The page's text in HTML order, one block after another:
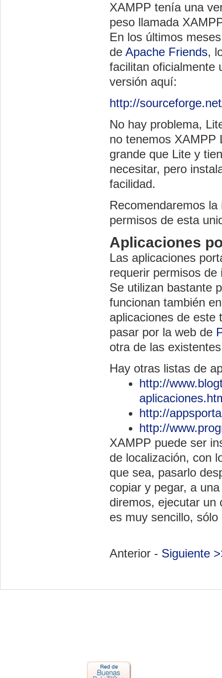
XAMPP tenía una
peso llamada
En los últimos
de Apache Friends,
facilitan oficialmente
versión aquí:
http://
No hay problema,
no tenemos XAMPP
grande que Lite y
necesitar, pero
facilidad.
Recomendaremos
permisos de esta
Aplicaciones
Las aplicaciones
requerir permisos
Se utilizan bastante
funcionan también
aplicaciones de este
pasar por la web de
otra de las
Hay otras listas de
http://
http://
http://
XAMPP puede ser
de localización, con
que sea, pasarlo
copiar y pegar, a
diremos, ejecutar un
es muy sencillo,
Anterior - Siguiente